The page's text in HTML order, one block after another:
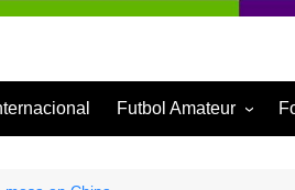
Futbol Amateur